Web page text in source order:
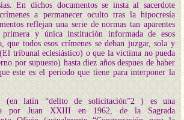
En dichos documentos se insta al sacerdote
a permanecer oculto tras la hipocresía
reflejan una serie de normas tan aparentes
y única institución informada de esos
que todos esos crímenes se deban juzgar, sola y
tribunal eclesiástico) o que la victima no pueda
por supuesto) hasta diez años despues de haber
este es el periodo que tiene para interponer la
(en latín “delito de solicitación”2 ) es una
por Juan XXIII en 1962, de la Sagrada